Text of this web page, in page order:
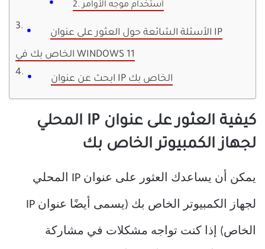
2. استخدام موجه الأوامر
الأسئلة الشائعة حول العثور على عنوان IP
الخاص بك في WINDOWS 11
ابحث عن عنوان IP الخاص بك
كيفية العثور على عنوان IP المحلي
لجهاز الكمبيوتر الخاص بك
يمكن أن يساعدك العثور على عنوان IP المحلي
لجهاز الكمبيوتر الخاص بك (يسمى أيضًا عنوان IP
الخاص) إذا كنت تواجه مشكلات في مشاركة